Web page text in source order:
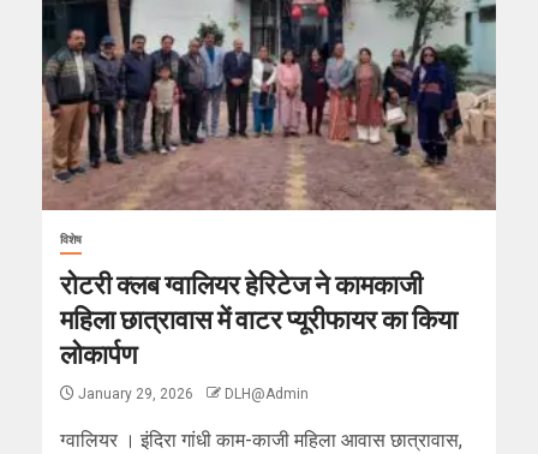
विशेष
रोटरी क्लब ग्वालियर हेरिटेज ने कामकाजी
महिला छात्रावास में वाटर प्यूरीफायर का किया
लोकार्पण
January 29, 2026 DLH@Admin
ग्वालियर । इंदिरा गांधी काम-काजी महिला आवास छात्रावास,